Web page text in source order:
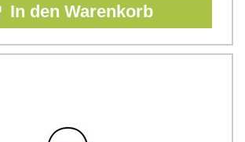
In den Warenkorb